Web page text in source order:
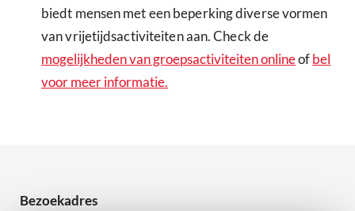
biedt mensen met een beperking diverse vormen
van vrijetijdsactiviteiten aan. Check de
mogelijkheden van groepsactiviteiten onlineofbel
voor meer informatie.
Bezoekadres